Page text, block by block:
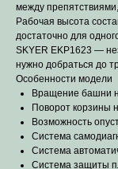
между
Рабочая высота
достаточно для
SKYER EKP1623 —
нужно добраться до
Особенности модели
Вращение башни
Поворот корзины
Возможность
Система
Система
Система защиты